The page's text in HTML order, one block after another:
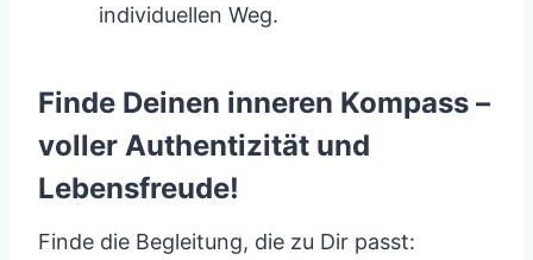
individuellen Weg.
Finde Deinen inneren Kompass –
voller Authentizität und
Lebensfreude!
Finde die Begleitung, die zu Dir passt: